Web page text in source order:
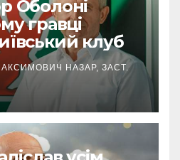
Оболоні
гравці
клуб
НАЗАР, ЗАСТ.